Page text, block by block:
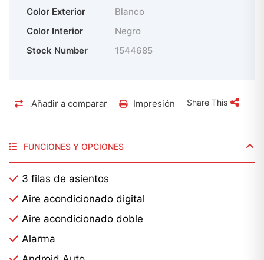
Color Exterior
Blanco
Color Interior
Negro
Stock Number
1544685
Añadir a comparar Impresión Share This
FUNCIONES Y OPCIONES
3 filas de asientos
Aire acondicionado digital
Aire acondicionado doble
Alarma